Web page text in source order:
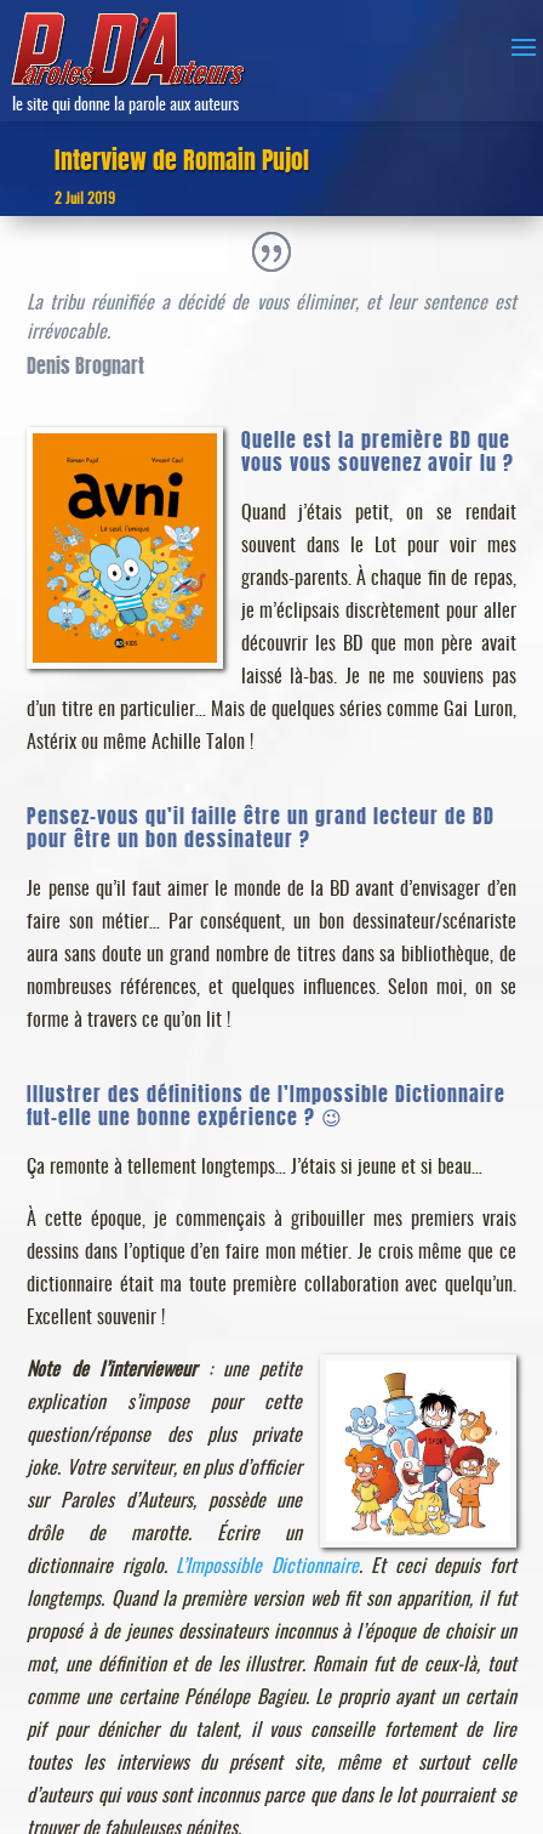
le site qui donne la parole aux auteurs
Interview de Romain Pujol
2 Juil 2019
La tribu réunifiée a décidé de vous éliminer, et leur sentence est
irrévocable.
Denis Brognart
Quelle est la première BD que
vous vous souvenez avoir lu ?
Quand j’étais petit, on se rendait
souvent dans le Lot pour voir mes
grands-parents. À chaque fin de repas,
je m’éclipsais discrètement pour aller
découvrir les BD que mon père avait
laissé là-bas. Je ne me souviens pas
d’un titre en particulier… Mais de quelques séries comme Gai Luron,
Astérix ou même Achille Talon !
Pensez-vous qu’il faille être un grand lecteur de BD
pour être un bon dessinateur ?
Je pense qu’il faut aimer le monde de la BD avant d’envisager d’en
faire son métier… Par conséquent, un bon dessinateur/scénariste
aura sans doute un grand nombre de titres dans sa bibliothèque, de
nombreuses références, et quelques influences. Selon moi, on se
forme à travers ce qu’on lit !
Illustrer des définitions de l’Impossible Dictionnaire
fut-elle une bonne expérience ? 😉
Ça remonte à tellement longtemps… J’étais si jeune et si beau…
À cette époque, je commençais à gribouiller mes premiers vrais
dessins dans l’optique d’en faire mon métier. Je crois même que ce
dictionnaire était ma toute première collaboration avec quelqu’un.
Excellent souvenir !
Note de l’intervieweur: une petite
explication s’impose pour cette
question/réponse des plus private
joke. Votre serviteur, en plus d’officier
sur Paroles d’Auteurs, possède une
drôle de marotte. Écrire un
dictionnaire rigolo. L’Impossible Dictionnaire. Et ceci depuis fort
longtemps. Quand la première version web fit son apparition, il fut
proposé à de jeunes dessinateurs inconnus à l’époque de choisir un
mot, une définition et de les illustrer. Romain fut de ceux-là, tout
comme une certaine Pénélope Bagieu. Le proprio ayant un certain
pif pour dénicher du talent, il vous conseille fortement de lire
toutes les interviews du présent site, même et surtout celle
d’auteurs qui vous sont inconnus parce que dans le lot pourraient se
trouver de fabuleuses pépites.